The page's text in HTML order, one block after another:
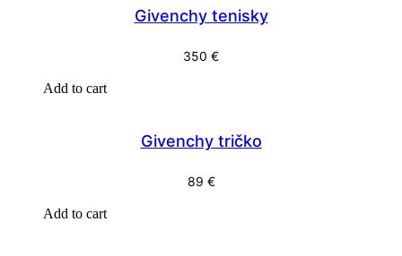
Givenchy tenisky
350 €
Add to cart
Givenchy tričko
89 €
Add to cart